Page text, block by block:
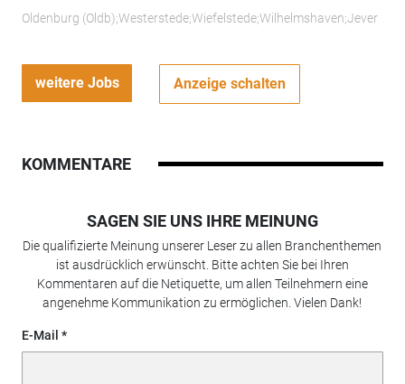
Oldenburg (Oldb);Westerstede;Wiefelstede;Wilhelmshaven;Jever
weitere Jobs Anzeige schalten
KOMMENTARE
SAGEN SIE UNS IHRE MEINUNG
Die qualifizierte Meinung unserer Leser zu allen Branchenthemen
ist ausdrücklich erwünscht. Bitte achten Sie bei Ihren
Kommentaren auf die Netiquette, um allen Teilnehmern eine
angenehme Kommunikation zu ermöglichen. Vielen Dank!
E-Mail